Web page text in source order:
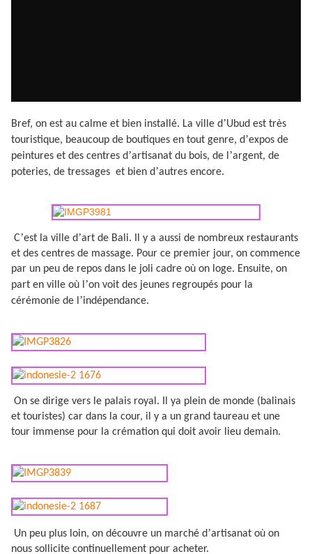
Bref, on est au calme et bien installé. La ville d’Ubud est très
touristique, beaucoup de boutiques en tout genre, d’expos de
peintures et des centres d’artisanat du bois, de l ’argent, de
poteries, de tressages et bien d’autres encore.
C’est la ville d’art de Bali. Il y a aussi de nombreux restaurants
et des centres de massage. Pour ce premier jour, on commence
par un peu de repos dans le joli cadre où on loge. Ensuite, on
part en ville où l ’on voit des jeunes regroupés pour la
cérémonie de l ’indépendance.
On se dirige vers le palais royal. Il ya plein de monde (balinais
et touristes) car dans la cour, il y a un grand taureau et une
tour immense pour la crémation qui doit avoir lieu demain.
Un peu plus loin, on découvre un marché d’artisanat où on
nous sollicite continuellement pour acheter.